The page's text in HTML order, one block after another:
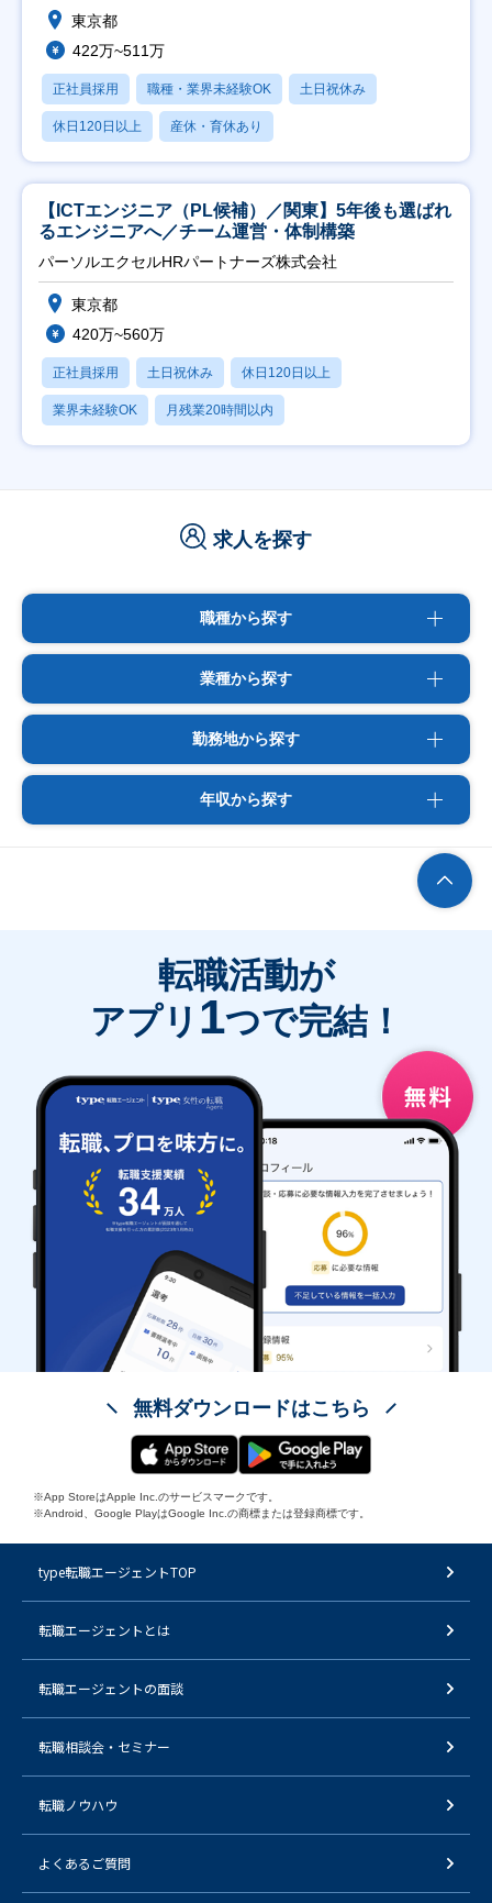
東京都
422万~511万
正社員採用 職種・業界未経験OK 土日祝休み
休日120日以上 産休・育休あり
【ICTエンジニア（PL候補）／関東】5年後も選ばれ
るエンジニアへ／チーム運営・体制構築
パーソルエクセルHRパートナーズ株式会社
東京都
420万~560万
正社員採用 土日祝休み 休日120日以上
業界未経験OK 月残業20時間以内
求人を探す
職種から探す
業種から探す
勤務地から探す
年収から探す
転職活動が
アプリ 1つで完結！
無料ダウンロードはこちら
※App StoreはApple Inc.のサービスマークです。
※Android、Google PlayはGoogle Inc.の商標または登録商標です。
type転職エージェントTOP
転職エージェントとは
転職エージェントの面談
転職相談会・セミナー
転職ノウハウ
よくあるご質問